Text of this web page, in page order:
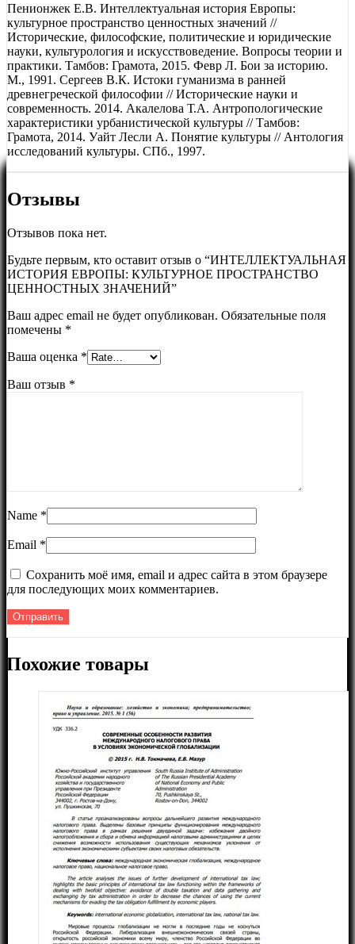
Пенионжек Е.В. Интеллектуальная история Европы:
культурное пространство ценностных значений //
Исторические, философские, политические и юридические
науки, культурология и искусствоведение. Вопросы теории и
практики. Тамбов: Грамота, 2015. Февр Л. Бои за историю.
М., 1991. Сергеев В.К. Истоки гуманизма в ранней
древнегреческой философии // Исторические науки и
современность. 2014. Акалелова Т.А. Антропологические
характеристики урбанистической культуры // Тамбов:
Грамота, 2014. Уайт Лесли А. Понятие культуры // Антология
исследований культуры. СПб., 1997.
Отзывы
Отзывов пока нет.
Будьте первым, кто оставит отзыв о “ИНТЕЛЛЕКТУАЛЬНАЯ
ИСТОРИЯ ЕВРОПЫ: КУЛЬТУРНОЕ ПРОСТРАНСТВО
ЦЕННОСТНЫХ ЗНАЧЕНИЙ”
Ваш адрес email не будет опубликован. Обязательные поля
помечены *
Ваша оценка *
Ваш отзыв *
Name *
Email *
Сохранить моё имя, email и адрес сайта в этом браузере
для последующих моих комментариев.
Похожие товары